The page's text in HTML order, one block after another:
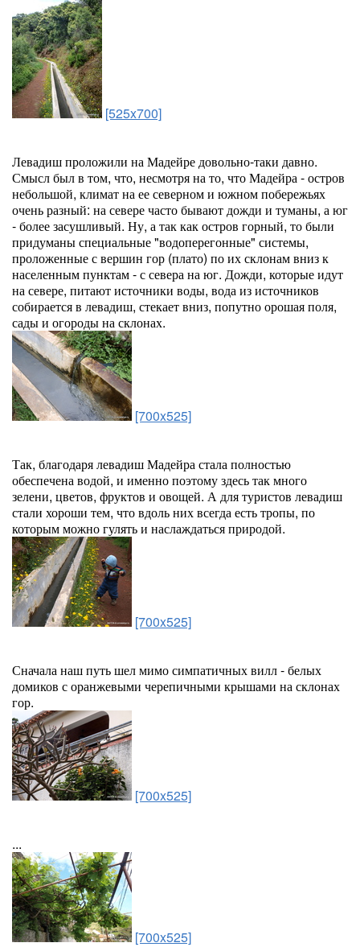
[525x700]
Левадиш проложили на Мадейре довольно-таки давно.
Смысл был в том, что, несмотря на то, что Мадейра - остров
небольшой, климат на ее северном и южном побережьях
очень разный: на севере часто бывают дожди и туманы, а юг
- более засушливый. Ну, а так как остров горный, то были
придуманы специальные "водоперегонные" системы,
проложенные с вершин гор (плато) по их склонам вниз к
населенным пунктам - с севера на юг. Дожди, которые идут
на севере, питают источники воды, вода из источников
собирается в левадиш, стекает вниз, попутно орошая поля,
сады и огороды на склонах.
[700x525]
Так, благодаря левадиш Мадейра стала полностью
обеспечена водой, и именно поэтому здесь так много
зелени, цветов, фруктов и овощей. А для туристов левадиш
стали хороши тем, что вдоль них всегда есть тропы, по
которым можно гулять и наслаждаться природой.
[700x525]
Сначала наш путь шел мимо симпатичных вилл - белых
домиков с оранжевыми черепичными крышами на склонах
гор.
[700x525]
...
[700x525]